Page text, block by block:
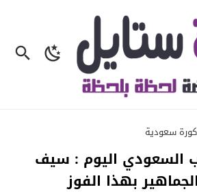
كورة سعودية
السعودي اليوم : سيف
بهذا الفوز